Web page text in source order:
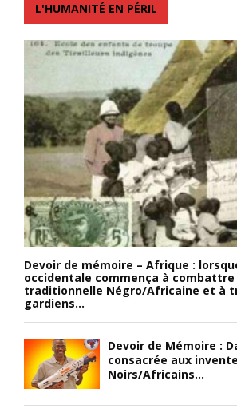
L'HUMANITÉ EN PÉRIL
Devoir de mémoire – Afrique :
occidentale commença à combattre
traditionnelle Négro/Africaine et à
gardiens...
Devoir de Mémoire :
consacrée aux
Noirs/Africains...